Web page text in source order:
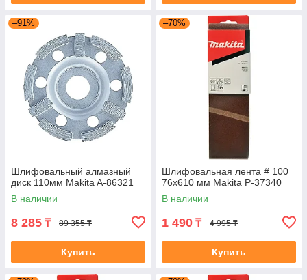
–91%
Шлифовальный алмазный
диск 110мм Makita A-86321
В наличии
8 285 ₸ 89 355 ₸
Купить
–70%
Шлифовальная лента # 100
76x610 мм Makita P-37340
В наличии
1 490 ₸ 4 995 ₸
Купить